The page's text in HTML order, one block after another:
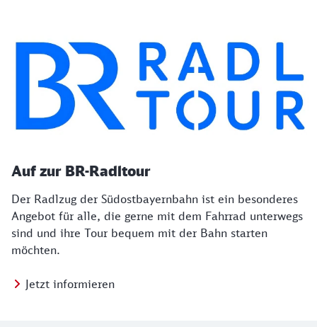
Auf zur BR-Radltour
Der Radlzug der Südostbayernbahn ist ein besonderes
Angebot für alle, die gerne mit dem Fahrrad unterwegs
sind und ihre Tour bequem mit der Bahn starten
möchten.
Jetzt informieren